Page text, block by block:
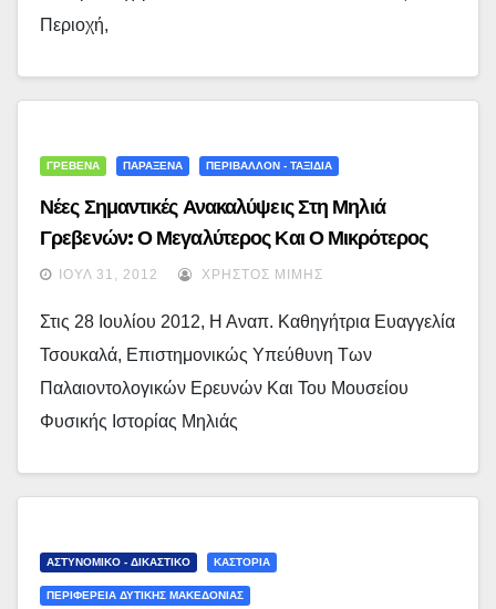
Περιοχή,
ΓΡΕΒΕΝΑ ΠΑΡΑΞΕΝΑ ΠΕΡΙΒΑΛΛΟΝ - ΤΑΞΙΔΙΑ
Νέες Σημαντικές Ανακαλύψεις Στη Μηλιά
Γρεβενών: Ο Μεγαλύτερος Και Ο Μικρότερος
Χαυλιόδοντας Του Μαστόδοντα Mammut
ΙΟΎΛ 31, 2012 ΧΡΉΣΤΟΣ ΜΊΜΗΣ
Στις 28 Ιουλίου 2012, Η Αναπ. Καθηγήτρια Ευαγγελία
Τσουκαλά, Επιστημονικώς Υπεύθυνη Των
Παλαιοντολογικών Ερευνών Και Του Μουσείου
Φυσικής Ιστορίας Μηλιάς
ΑΣΤΥΝΟΜΙΚΟ - ΔΙΚΑΣΤΙΚΟ ΚΑΣΤΟΡΙΑ
ΠΕΡΙΦΕΡΕΙΑ ΔΥΤΙΚΗΣ ΜΑΚΕΔΟΝΙΑΣ